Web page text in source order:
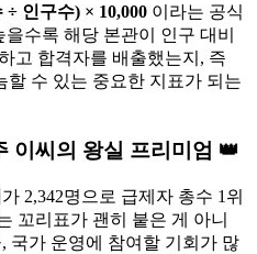
÷ 인구수) × 10,000 이라는 공식
수록 해당 본관이 인구 대비
고 합격자를 배출했는지, 즉
할 수 있는 중요한 지표가 되는
이씨의 왕실 프리미엄 👑
가 2,342명으로 급제자 총수 1위
꼬리표가 괜히 붙은 게 아니
국가 운영에 참여할 기회가 많